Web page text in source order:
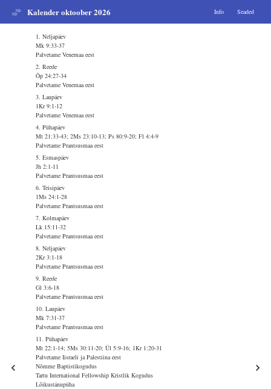
Kalender oktoober 2026 Info Seaded
1. Neljapäev
Mk 9:33-37
Palvetame Venemaa eest
2. Reede
Õp 24:27-34
Palvetame Venemaa eest
3. Laupäev
1Kr 9:1-12
Palvetame Venemaa eest
4. Pühapäev
Mt 21:33-43; 2Ms 23:10-13; Ps 80:9-20; Fl 4:4-9
Palvetame Prantsusmaa eest
5. Esmaspäev
Jh 2:1-11
Palvetame Prantsusmaa eest
6. Teisipäev
1Ms 24:1-28
Palvetame Prantsusmaa eest
7. Kolmapäev
Lk 15:11-32
Palvetame Prantsusmaa eest
8. Neljapäev
2Kr 3:1-18
Palvetame Prantsusmaa eest
9. Reede
Gl 3:6-18
Palvetame Prantsusmaa eest
10. Laupäev
Mk 7:31-37
Palvetame Prantsusmaa eest
11. Pühapäev
Mt 22:1-14; 5Ms 30:11-20; Ül 5:9-16; 1Kr 1:20-31
Palvetame Iisraeli ja Palestiina eest
Nõmme Baptistikogudus
Tartu International Fellowship Kristlik Kogudus
Lõikustänupüha